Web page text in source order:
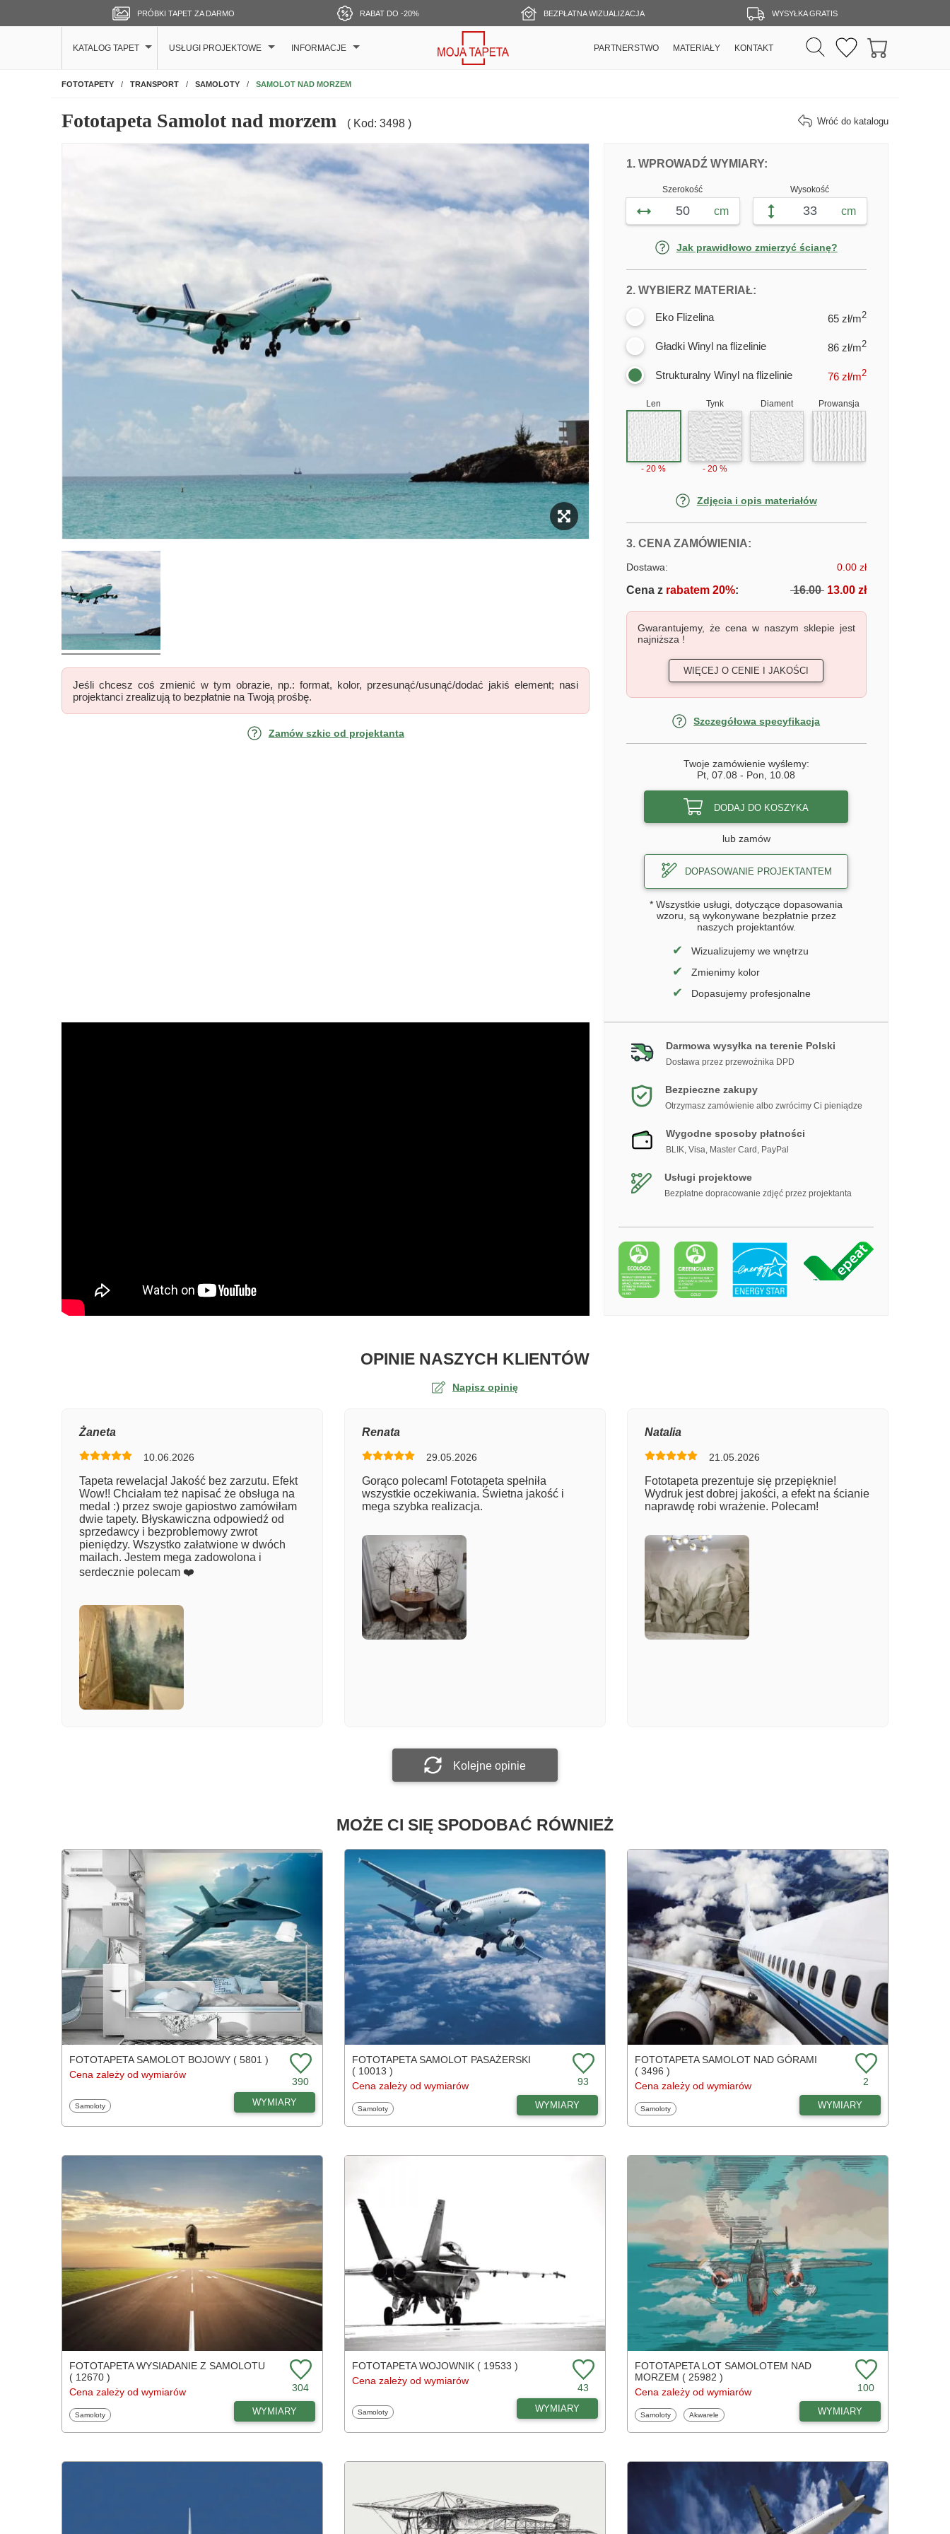
PRÓBKI TAPET ZA DARMO RABAT DO -20% BEZPŁATNA WIZUALIZACJA WYSYŁKA GRATIS
KATALOG TAPET USŁUGI PROJEKTOWE INFORMACJE PARTNERSTWO MATERIAŁY KONTAKT
FOTOTAPETYNA ŚCIANĘ
TRANSPORT SAMOLOTY SAMOLOT NAD MORZEM
Fototapeta Samolot nad morzem ( Kod: 3498 ) Wróć do katalogu
Jeśli chcesz coś zmienić w tym obrazie, np.: format, kolor, przesunąć/usunąć/dodać jakiś element; nasi
projektanci zrealizują to bezpłatnie na Twoją prośbę.
Zamów szkic od projektanta
DOPASUJ FOTOTAPETĘ SAMOLOT
1. WPROWADŹ WYMIARY:FOTOTAPETY SAMOLOT NAD
Szerokość
cm
Wysokość
cm
Jak prawidłowo zmierzyć ścianę?
2. WYBIERZ MATERIAŁ:DLA FOTOTAPETY SAMOLOT NAD
Eko Flizelina 65 zł/m2
Gładki Winyl na flizelinie 86 zł/m2
Strukturalny Winyl na flizelinie 76zł/m2
Len
- 20 %
Tynk
- 20 %
Diament Prowansja
Zdjęcia i opis materiałów
3. CENA ZAMÓWIENIA:FOTOTAPETY SAMOLOT NAD
Dostawa: 0.00 zł
Cena zrabatem 20%: 16.0013.00 zł
Gwarantujemy, że cena w naszym sklepie jest
najniższa !
WIĘCEJ O CENIE I JAKOŚCI
Szczegółowa specyfikacja
Twoje zamówienie wyślemy:
Pt, 07.08 - Pon, 10.08
DODAJ DO KOSZYKA
lub zamów
DOPASOWANIE PROJEKTANTEM
* Wszystkie usługi, dotyczące dopasowania
wzoru, są wykonywane bezpłatnie przez
naszych projektantów.
✔ Wizualizujemy we wnętrzu
✔ Zmienimy kolor
✔ Dopasujemy profesjonalne
Darmowa wysyłka na terenie Polski
Dostawa przez przewoźnika DPD
Bezpieczne zakupy
Otrzymasz zamówienie albo zwrócimy Ci pieniądze
Wygodne sposoby płatności
BLIK, Visa, Master Card, PayPal
Usługi projektowe
Bezpłatne dopracowanie zdjęć przez projektanta
OPINIE NASZYCH KLIENTÓWO TAPECIE SAMOLOT NAD MORZEM
Napisz opinię
Numer zamówienia
Załącz zdjęcie
Żaneta
10.06.2026
Tapeta rewelacja! Jakość bez zarzutu. Efekt
Wow!! Chciałam też napisać że obsługa na
medal :) przez swoje gapiostwo zamówiłam
dwie tapety. Błyskawiczna odpowiedź od
sprzedawcy i bezproblemowy zwrot
pieniędzy. Wszystko załatwione w dwóch
mailach. Jestem mega zadowolona i
serdecznie polecam ❤️
Renata
29.05.2026
Gorąco polecam! Fototapeta spełniła
wszystkie oczekiwania. Świetna jakość i
mega szybka realizacja.
Natalia
21.05.2026
Fototapeta prezentuje się przepięknie!
Wydruk jest dobrej jakości, a efekt na ścianie
naprawdę robi wrażenie. Polecam!
Kolejne opinie
MOŻE CI SIĘ SPODOBAĆ RÓWNIEŻ
FOTOTAPETA SAMOLOT BOJOWY ( 5801 )
Cena zależy od wymiarów
390
Fototapety
Samoloty WYMIARY
FOTOTAPETA SAMOLOT PASAŻERSKI
( 10013 )
Cena zależy od wymiarów
93
Fototapety
Samoloty WYMIARY
FOTOTAPETA SAMOLOT NAD GÓRAMI
( 3496 )
Cena zależy od wymiarów
2
Fototapety
Samoloty WYMIARY
FOTOTAPETA WYSIADANIE Z SAMOLOTU
( 12670 )
Cena zależy od wymiarów
304
Fototapety
Samoloty WYMIARY
FOTOTAPETA WOJOWNIK ( 19533 )
Cena zależy od wymiarów
43
Fototapety
Samoloty WYMIARY
FOTOTAPETA LOT SAMOLOTEM NAD
MORZEM ( 25982 )
Cena zależy od wymiarów
100
Fototapety
Samoloty Fototapety
Akwarele WYMIARY